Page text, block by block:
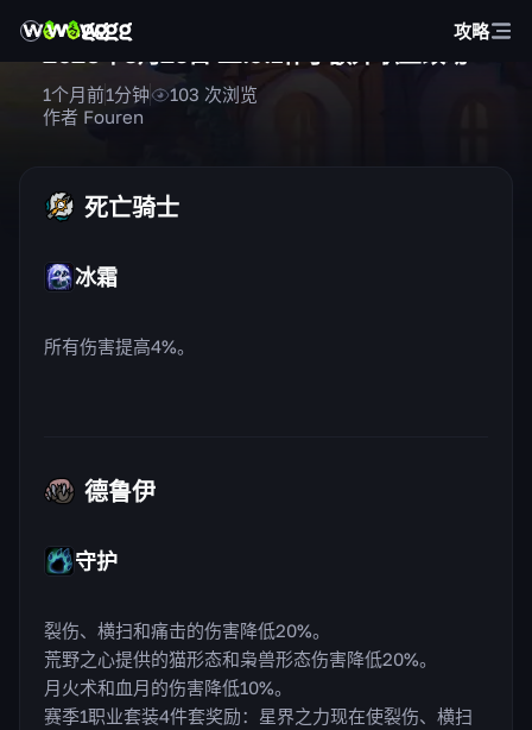
攻略
作者 Fouren
1个月前1分钟 103 次浏览
死亡骑士
冰霜
所有伤害提高4%。
德鲁伊
守护
裂伤、横扫和痛击的伤害降低20%。
荒野之心提供的猫形态和枭兽形态伤害降低20%。
月火术和血月的伤害降低10%。
赛季1职业套装4件套奖励：星界之力现在使裂伤、横扫